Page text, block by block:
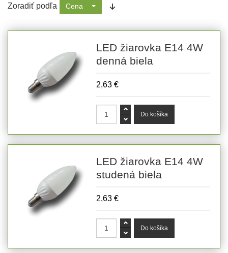
Zoradiť podľa Cena
LED žiarovka E14 4W
denná biela
2,63 €
LED žiarovka E14 4W
studená biela
2,63 €